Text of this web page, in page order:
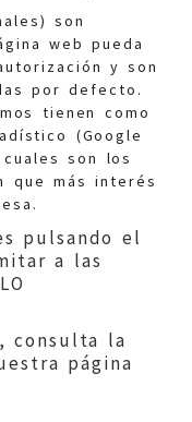
son
web pueda
y son
por defecto.
tienen como
(Google
son los
que más interés
pulsando el
a las
consulta la
página
/
privacidad|